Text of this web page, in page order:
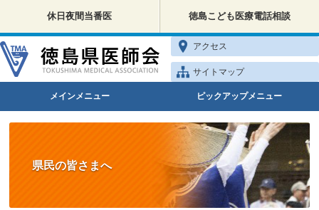
休日夜間当番医 徳島こども医療電話相談
アクセス
サイトマップ
メインメニュー ピックアップメニュー
県民の皆さまへ